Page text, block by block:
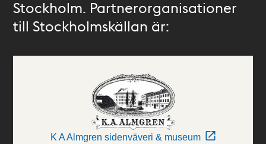
Stockholm. Partnerorganisationer
till Stockholmskällan är:
K A Almgren sidenväveri & museum